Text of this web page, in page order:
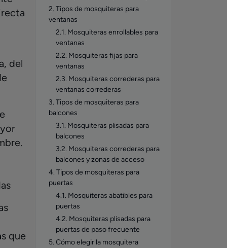
del
que
2. Tipos de mosquiteras para
ventanas
2.1. Mosquiteras enrollables para
ventanas
2.2. Mosquiteras fijas para
ventanas
2.3. Mosquiteras correderas para
ventanas correderas
3. Tipos de mosquiteras para
balcones
3.1. Mosquiteras plisadas para
balcones
3.2. Mosquiteras correderas para
balcones y zonas de acceso
4. Tipos de mosquiteras para
puertas
4.1. Mosquiteras abatibles para
puertas
4.2. Mosquiteras plisadas para
puertas de paso frecuente
5. Cómo elegir la mosquitera